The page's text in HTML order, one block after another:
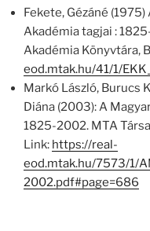
Fekete, Gézáné
Akadémia tagjai :
Akadémia Könyvtára,
eod.mtak.hu/41/1/
Markó László, Burucs
Diána (2003): A
1825-2002. MTA
Link: https://real-
eod.mtak.hu/7573/1/
2002.pdf#page=686